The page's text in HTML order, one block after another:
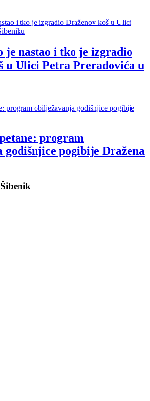
je nastao i tko je izgradio
u Ulici Petra Preradovića u
program
godišnjice pogibije Dražena